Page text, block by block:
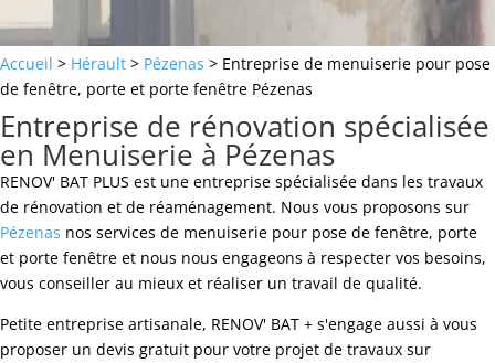
Accueil > Hérault > Pézenas > Entreprise de menuiserie pour pose
de fenêtre, porte et porte fenêtre Pézenas
Entreprise de rénovation spécialisée
en Menuiserie à Pézenas
RENOV' BAT PLUS est une entreprise spécialisée dans les travaux
de rénovation et de réaménagement. Nous vous proposons sur
Pézenas nos services de menuiserie pour pose de fenêtre, porte
et porte fenêtre et nous nous engageons à respecter vos besoins,
vous conseiller au mieux et réaliser un travail de qualité.
Petite entreprise artisanale, RENOV' BAT + s'engage aussi à vous
proposer un devis gratuit pour votre projet de travaux sur